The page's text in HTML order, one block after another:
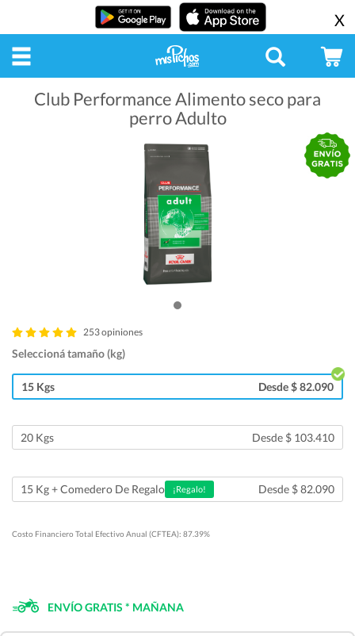
X
Club Performance Alimento seco para
perro Adulto
253 opiniones
Seleccioná tamaño (kg)
15 Kgs Desde $ 82.090
20 Kgs Desde $ 103.410
15 Kg + Comedero De Regalo ¡Regalo! Desde $ 82.090
Costo Financiero Total Efectivo Anual (CFTEA): 87.39%
ENVÍO GRATIS * MAÑANA